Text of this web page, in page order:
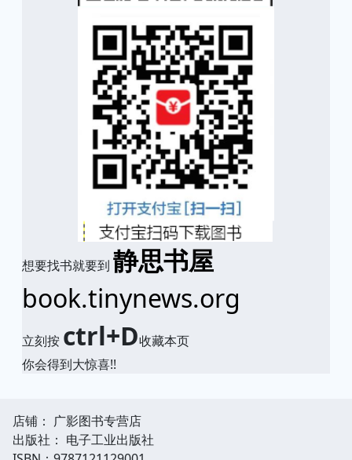
想要找书就要到 静思书屋
book.tinynews.org
立刻按 ctrl+D收藏本页
你会得到大惊喜!!
店铺： 广影图书专营店
出版社： 电子工业出版社